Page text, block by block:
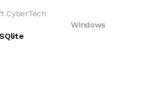
CyberTech
Windows